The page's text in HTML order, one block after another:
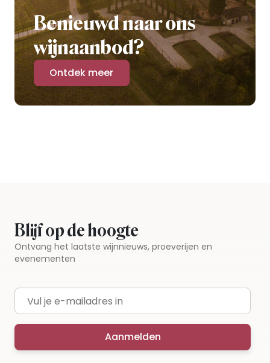
Benieuwd naar ons
wijnaanbod?
Ontdek meer
Blijf op de hoogte
Ontvang het laatste wijnnieuws, proeverijen en
evenementen
E-mailadres
Aanmelden